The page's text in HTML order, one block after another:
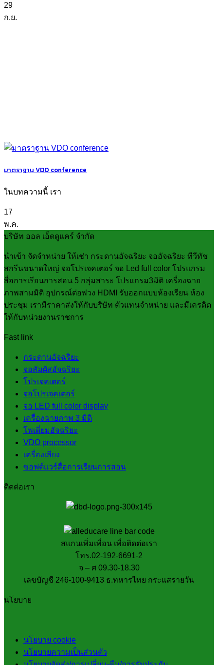
29
ก.ย.
มาตราฐาน VDO conference
ในบทความนี้ เรา
17
พ.ค.
บริษัท ออล เอ็ดดูแคร์ จำกัด
นำเข้า จัดจำหน่าย ให้เช่า กระดานอัจฉริยะ จออัจฉริยะ ทีวีทัช
สกรีนขนาดใหญ่ จอโปรเจคเตอร์ จอ Led full color โปรแกรม
สื่อการเรียนการสอน 5 กลุ่มสาระ โปรแกรม3มิติ เครื่องฉาย
ภาพสามมิติ อุปกรณ์ต่อพ่วง HDMI รับออกแบบห้องเรียน ห้อง
ประชุม เรามีราคาส่งให้กับบริษัท ตัวแทนจำหน่าย และมีเครดิต
ให้กับหน่วยงานราชการ
Fast link
กระดานอัจฉริยะ
จอสัมผัสอัจฉริยะ
โปรเจคเตอร์
จอโปรเจคเตอร์
จอ LED full color display
เครื่องฉายภาพ 3 มิติ
โพเดี่ยมอัจฉริยะ
VDO processor
เครื่องเสียง
ซอฟต์แวร์สื่อการเรียนการสอน
ติดต่อเรา
สแกนเพิ่มเพื่อน เพื่อติดต่อเรา
โทร.02-192-6691-2
จ – ศ 09.30-18.30
เลขบัญชี 246-100-9413 ธ.ทหารไทย กระแสรายวัน
นโยบาย
นโยบาย cookie
นโยบายความเป็นส่วนตัว